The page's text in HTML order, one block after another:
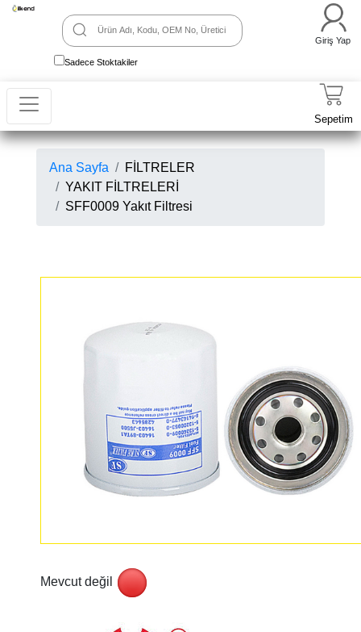
Sadece Stoktakiler
Giriş Yap
Sepetim
Ana Sayfa
FİLTRELER
YAKIT FİLTRELERİ
SFF0009 Yakıt Filtresi
Mevcut değil